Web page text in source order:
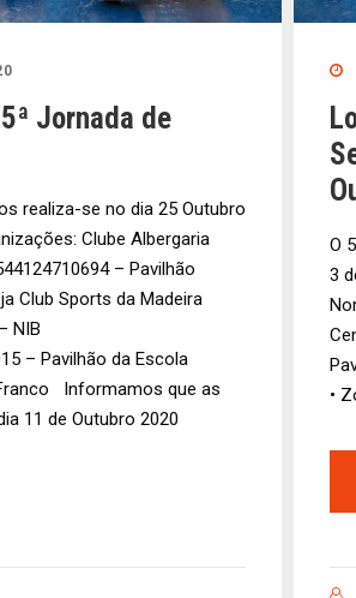
Jornada de
realiza-se no dia 25 Outubro
Clube Albergaria
– Pavilhão
Club Sports da Madeira
NIB
– Pavilhão da Escola
Informamos que as
11 de Outubro 2020
O
3
•